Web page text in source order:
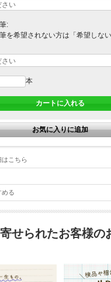
:
を希望されない方は「希望しな
本
こちら
める
せられたお客様の